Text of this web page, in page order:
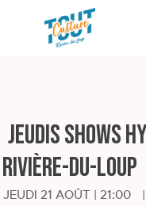
SHOWS
RIVIÈRE-DU-LOUP
JEUDI 21 AOÛT | 21:00
|